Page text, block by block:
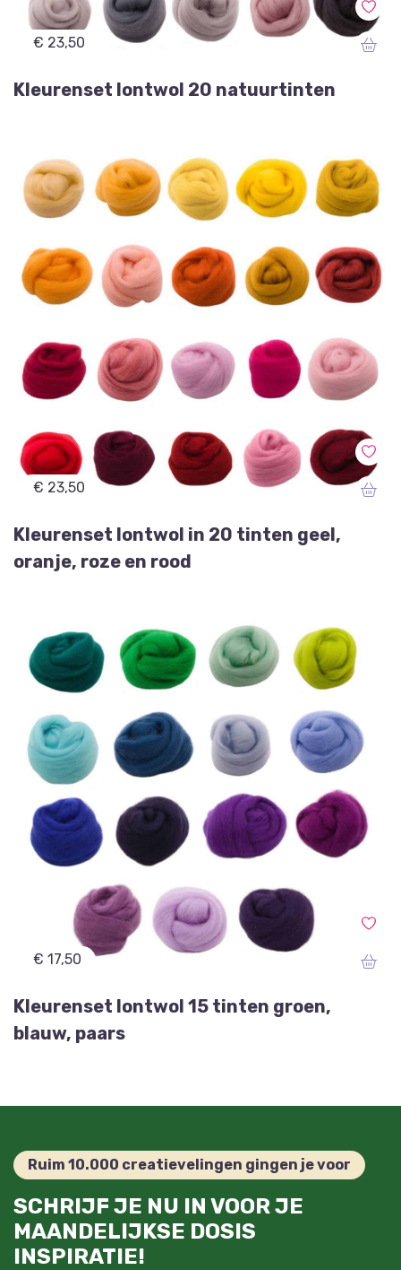
€ 23,50
Kleurenset lontwol 20 natuurtinten
€ 23,50
Kleurenset lontwol in 20 tinten geel,
oranje, roze en rood
€ 17,50
Kleurenset lontwol 15 tinten groen,
blauw, paars
Ruim 10.000 creatievelingen gingen je voor
SCHRIJF JE NU IN VOOR JE
MAANDELIJKSE DOSIS
INSPIRATIE!